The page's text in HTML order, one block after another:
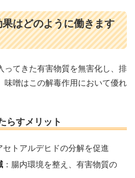
はどのように働きます
ってきた有害物質を無害化し、排
味噌はこの解毒作用において優れ
らすメリット
セトアルデヒドの分解を促進
：腸内環境を整え、有害物質の